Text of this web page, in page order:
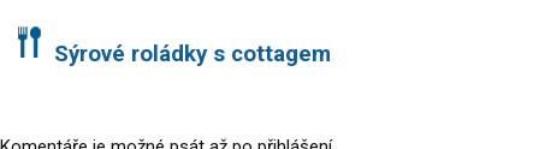
Sýrové roládky s cottagem